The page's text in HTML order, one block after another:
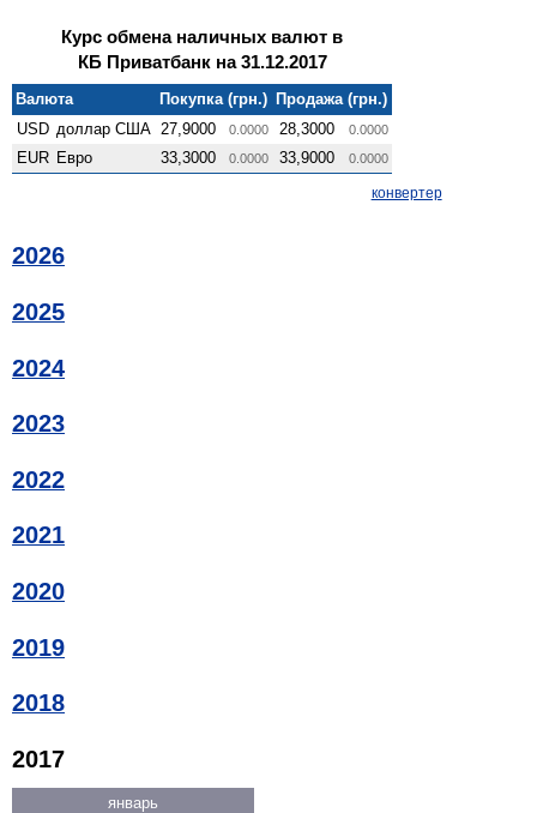
Курс обмена наличных валют в
КБ Приватбанк на 31.12.2017
Валюта Покупка (грн.) Продажа (грн.)
USD доллар США 27,9000 0.0000 28,3000 0.0000
EUR Евро 33,3000 0.0000 33,9000 0.0000
конвертер
2026
2025
2024
2023
2022
2021
2020
2019
2018
2017
январь